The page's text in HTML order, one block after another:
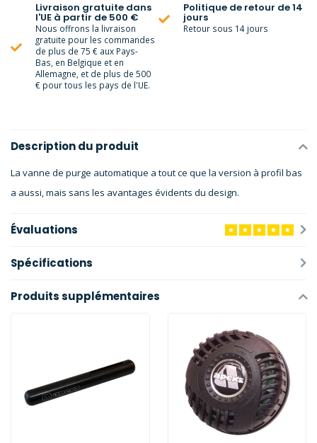
Livraison gratuite dans
l'UE à partir de 500 €
Nous offrons la livraison
gratuite pour les commandes
de plus de 75 € aux Pays-
Bas, en Belgique et en
Allemagne, et de plus de 500
€ pour tous les pays de l'UE.
Politique de retour de 14
jours
Retour sous 14 jours
Description du produit
La vanne de purge automatique a tout ce que la version à profil bas
a aussi, mais sans les avantages évidents du design.
Évaluations
Spécifications
Produits supplémentaires